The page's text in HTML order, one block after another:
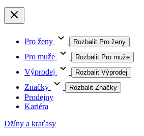
Pro ženy Rozbalit Pro ženy
Pro muže Rozbalit Pro muže
Výprodej Rozbalit Výprodej
Značky Rozbalit Značky
Prodejny
Kariéra
Džíny a kraťasy